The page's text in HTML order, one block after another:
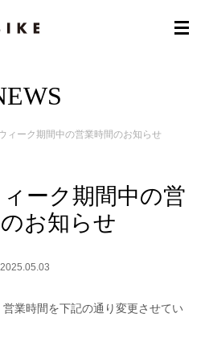
ィーク期間中の営業時間のお知らせ
ーク期間中の営
お知らせ
2025.05.03
業時間を下記の通り変更させてい